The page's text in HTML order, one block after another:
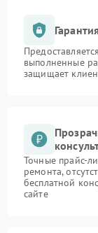
выполненные
защищает
Точные прайс-
ремонта,
бесплатной
сайте